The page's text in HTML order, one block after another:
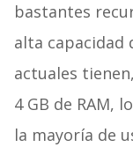
bastantes
alta capacidad
actuales
4 GB de RAM,
la mayoría de